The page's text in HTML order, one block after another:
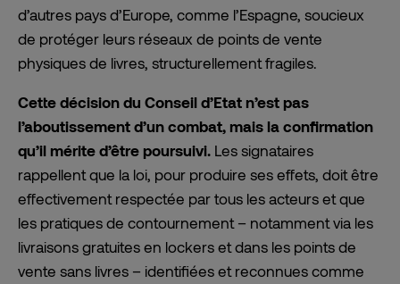
d’autres pays d’Europe, comme l’Espagne, soucieux
de protéger leurs réseaux de points de vente
physiques de livres, structurellement fragiles.
Cette décision du Conseil d’Etat n’est pas
l’aboutissement d’un combat, mais la confirmation
qu’il mérite d’être poursuivi. Les signataires
rappellent que la loi, pour produire ses effets, doit être
effectivement respectée par tous les acteurs et que
les pratiques de contournement – notamment via les
livraisons gratuites en lockers et dans les points de
vente sans livres – identifiées et reconnues comme